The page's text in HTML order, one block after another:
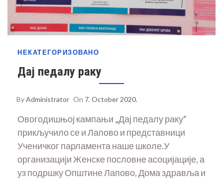
НЕКАТЕГОРИЗОВАНО
Дај педалу раку
ByAdministrator On 7. October 2020.
Овогодишњој кампањи „Дај педалу раку“
прикључило се и Лапово и представници
Ученичког парламента наше школе.У
организацији Женске пословне асоцијације, а
уз подршку Општине Лапово, Дома здравља и